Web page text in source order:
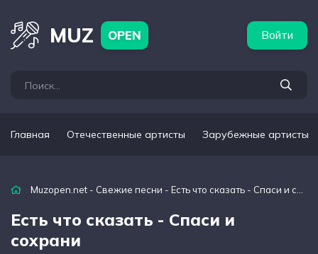
MUZ OPEN Войти
Главная Отечественные артисты Зарубежные артисты
Muzopen.net - Свежие песни - Есть что сказать - Спаси и сохрани
Есть что сказать - Спаси и
сохрани
артисты Популярные подборки